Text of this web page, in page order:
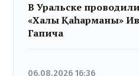
В Уральске
«Халық Қаһарманы»
Гапича
06.08.2026 16:36